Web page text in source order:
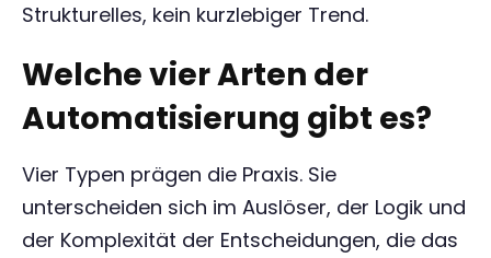
Strukturelles, kein kurzlebiger Trend.
Welche vier Arten der
Automatisierung gibt es?
Vier Typen prägen die Praxis. Sie
unterscheiden sich im Auslöser, der Logik und
der Komplexität der Entscheidungen, die das